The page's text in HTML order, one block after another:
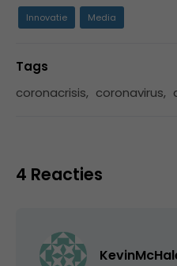
Innovatie Media
Tags
coronacrisis, coronavirus,
4 Reacties